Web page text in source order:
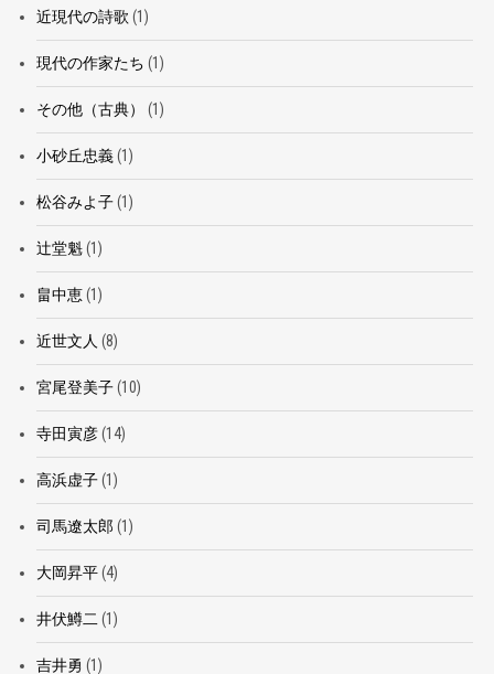
近現代の詩歌 (1)
現代の作家たち (1)
その他（古典） (1)
小砂丘忠義(1)
松谷みよ子(1)
辻堂魁(1)
畠中恵(1)
近世文人 (8)
宮尾登美子(10)
寺田寅彦(14)
高浜虚子(1)
司馬遼太郎 (1)
大岡昇平(4)
井伏鱒二 (1)
吉井勇 (1)